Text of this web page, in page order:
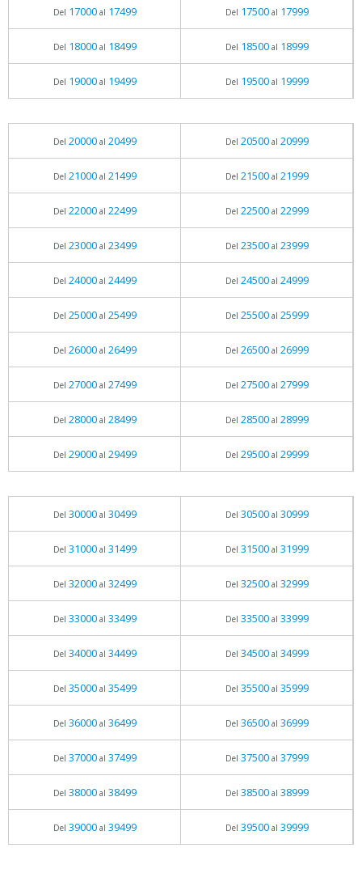
Del 17000al 17499 Del 17500al 17999
Del 18000al 18499 Del 18500al 18999
Del 19000al 19499 Del 19500al 19999
Del 20000al 20499 Del 20500al 20999
Del 21000al 21499 Del 21500al 21999
Del 22000al 22499 Del 22500al 22999
Del 23000al 23499 Del 23500al 23999
Del 24000al 24499 Del 24500al 24999
Del 25000al 25499 Del 25500al 25999
Del 26000al 26499 Del 26500al 26999
Del 27000al 27499 Del 27500al 27999
Del 28000al 28499 Del 28500al 28999
Del 29000al 29499 Del 29500al 29999
Del 30000al 30499 Del 30500al 30999
Del 31000al 31499 Del 31500al 31999
Del 32000al 32499 Del 32500al 32999
Del 33000al 33499 Del 33500al 33999
Del 34000al 34499 Del 34500al 34999
Del 35000al 35499 Del 35500al 35999
Del 36000al 36499 Del 36500al 36999
Del 37000al 37499 Del 37500al 37999
Del 38000al 38499 Del 38500al 38999
Del 39000al 39499 Del 39500al 39999